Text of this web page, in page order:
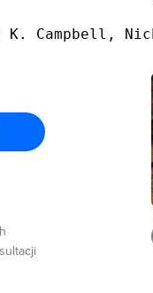
K. Campbell,